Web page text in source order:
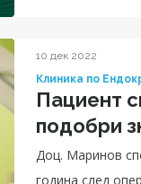
10 дек 2022
Клиника по
Пациент
подобри
Доц. Маринов
година след